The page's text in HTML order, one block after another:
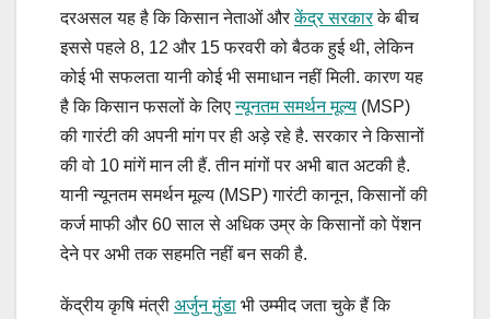
दरअसल यह है कि किसान नेताओं औरकेंद्र सरकारके बीच
इससे पहले 8, 12 और 15 फरवरी को बैठक हुई थी, लेकिन
कोई भी सफलता यानी कोई भी समाधान नहीं मिली. कारण यह
है कि किसान फसलों के लिएन्यूनतम समर्थन मूल्य (MSP)
की गारंटी की अपनी मांग पर ही अड़े रहे है. सरकार ने किसानों
की वो 10 मांगें मान ली हैं. तीन मांगों पर अभी बात अटकी है.
यानी न्यूनतम समर्थन मूल्य (MSP) गारंटी कानून, किसानों की
कर्ज माफी और 60 साल से अधिक उम्र के किसानों को पेंशन
देने पर अभी तक सहमति नहीं बन सकी है.
केंद्रीय कृषि मंत्री अर्जुन मुंडा भी उम्मीद जता चुके हैं कि